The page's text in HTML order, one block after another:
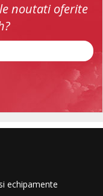
noutati oferite
echipamente